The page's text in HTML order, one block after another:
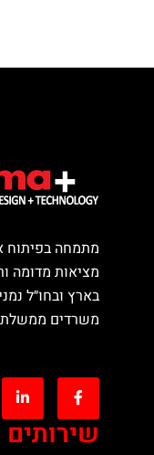
מתמחה בפיתוח
בארץ ובחו״ל
משרדים
שירותים